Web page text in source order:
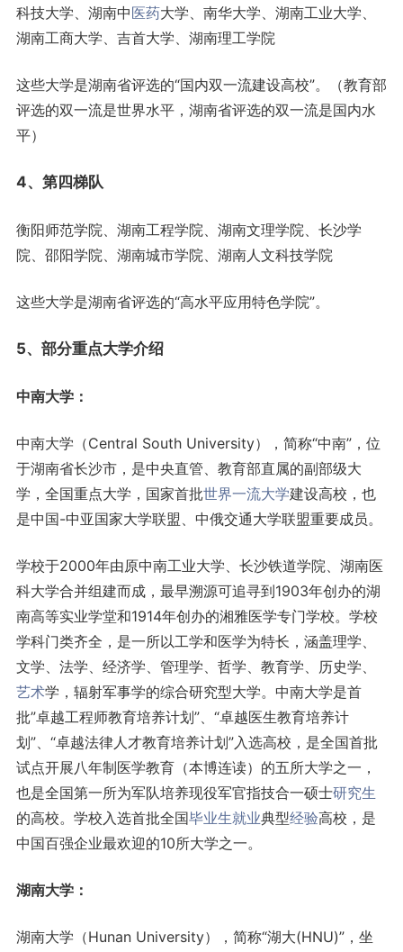
科技大学、湖南中医药大学、南华大学、湖南工业大学、
湖南工商大学、吉首大学、湖南理工学院
这些大学是湖南省评选的“国内双一流建设高校”。（教育部
评选的双一流是世界水平，湖南省评选的双一流是国内水
平）
4、第四梯队
衡阳师范学院、湖南工程学院、湖南文理学院、长沙学
院、邵阳学院、湖南城市学院、湖南人文科技学院
这些大学是湖南省评选的“高水平应用特色学院”。
5、部分重点大学介绍
中南大学：
中南大学（Central South University），简称“中南”，位
于湖南省长沙市，是中央直管、教育部直属的副部级大
学，全国重点大学，国家首批世界一流大学建设高校，也
是中国-中亚国家大学联盟、中俄交通大学联盟重要成员。
学校于2000年由原中南工业大学、长沙铁道学院、湖南医
科大学合并组建而成，最早溯源可追寻到1903年创办的湖
南高等实业学堂和1914年创办的湘雅医学专门学校。学校
学科门类齐全，是一所以工学和医学为特长，涵盖理学、
文学、法学、经济学、管理学、哲学、教育学、历史学、
艺术学，辐射军事学的综合研究型大学。中南大学是首
批”卓越工程师教育培养计划”、“卓越医生教育培养计
划”、“卓越法律人才教育培养计划”入选高校，是全国首批
试点开展八年制医学教育（本博连读）的五所大学之一，
也是全国第一所为军队培养现役军官指技合一硕士研究生
的高校。学校入选首批全国毕业生就业典型经验高校，是
中国百强企业最欢迎的10所大学之一。
湖南大学：
湖南大学（Hunan University），简称“湖大(HNU)”，坐